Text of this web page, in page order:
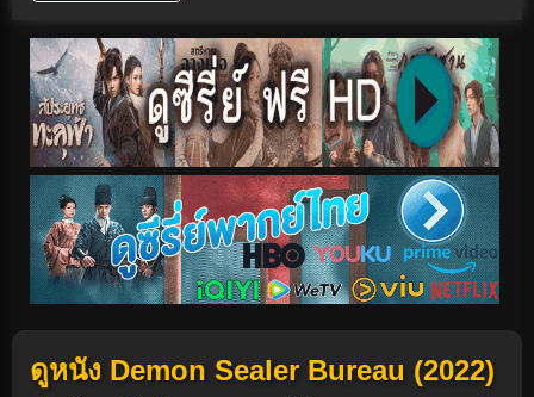
ดูหนัง Demon Sealer Bureau (2022)